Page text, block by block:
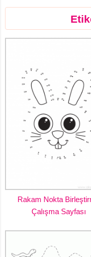
Rakam Nokta
Çalışma Sayfası